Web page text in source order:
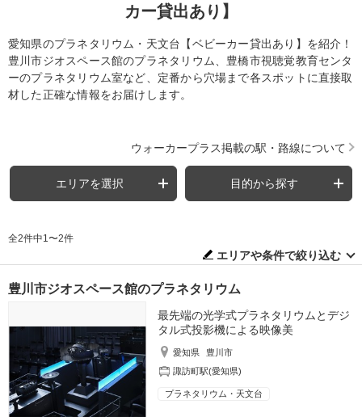
カー貸出あり】
愛知県のプラネタリウム・天文台【ベビーカー貸出あり】を紹介！
豊川市ジオスペース館のプラネタリウム、豊橋市視聴覚教育センタ
ーのプラネタリウム室など、定番から穴場まで各スポットに直接取
材した正確な情報をお届けします。
ウォーカープラス掲載の駅・路線について
エリアを選択 目的から探す
全2件中1〜2件
エリアや条件で絞り込む
豊川市ジオスペース館のプラネタリウム
最先端の光学式プラネタリウムとデジ
タル式投影機による映像美
愛知県
豊川市
諏訪町駅(愛知県)
プラネタリウム・天文台